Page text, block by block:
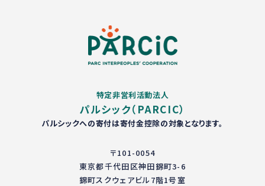
特定非営利活動法人
パルシック（PARCIC）
パルシックへの寄付は寄付金控除の対象となります。
〒101-0054
東京都千代田区神田錦町3-6
錦町スクウェアビル7階1号室